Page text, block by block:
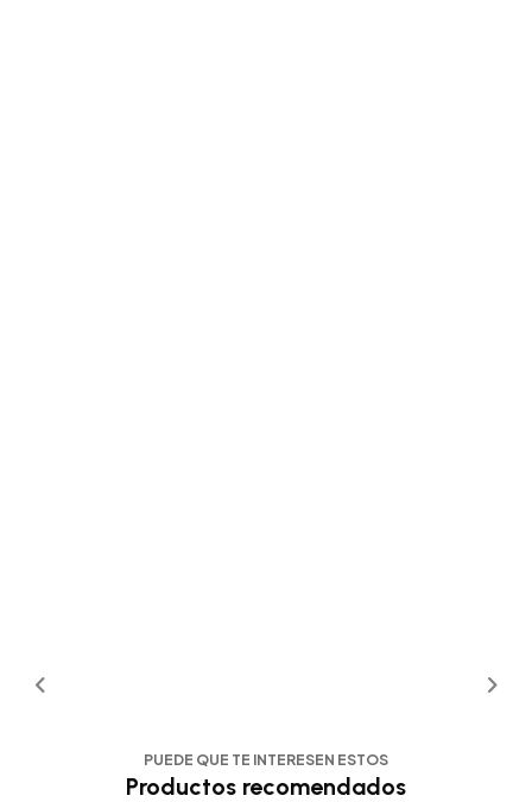
PUEDE QUE TE INTERESEN ESTOS
Productos recomendados